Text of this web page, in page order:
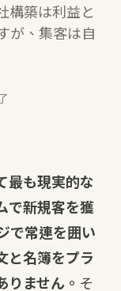
構築は利益と
が、集客は自
最も現実的な
で新規客を獲
で常連を囲い
と名簿をプラ
りません。 そ